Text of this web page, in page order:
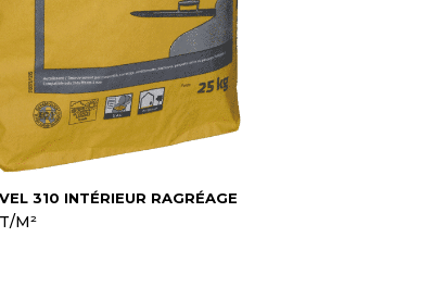
310 INTÉRIEUR RAGRÉAGE
M²